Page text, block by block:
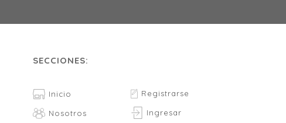
SECCIONES:
Inicio
Nosotros
Registrarse
Ingresar